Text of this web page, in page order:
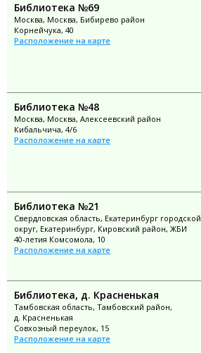
Библиотека №69
Москва, Москва, Бибирево район
Корнейчука, 40
Расположение на карте
Библиотека №48
Москва, Москва, Алексеевский район
Кибальчича, 4/6
Расположение на карте
Библиотека №21
Свердловская область, Екатеринбург городской
округ, Екатеринбург, Кировский район, ЖБИ
40-летия Комсомола, 10
Расположение на карте
Библиотека, д. Красненькая
Тамбовская область, Тамбовский район,
д. Красненькая
Совхозный переулок, 15
Расположение на карте